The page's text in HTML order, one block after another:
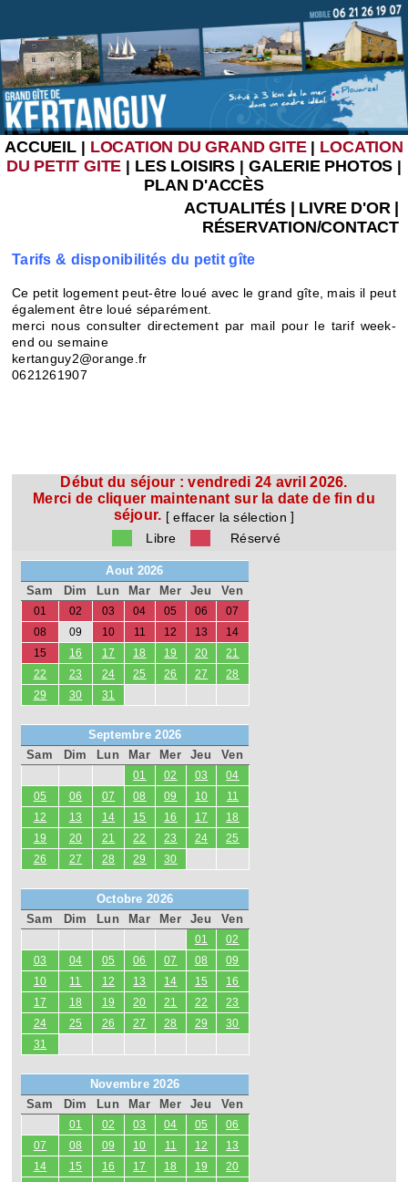
ACCUEIL| LOCATION DU GRAND GITE| LOCATION
DU PETIT GITE | LES LOISIRS | GALERIE PHOTOS |
PLAN D'ACCÈS
ACTUALITÉS| LIVRE D'OR|
RÉSERVATION/CONTACT
Tarifs & disponibilités du petit gîte
Ce petit logement peut-être loué avec le grand gîte, mais il peut
également être loué séparément.
merci nous consulter directement par mail pour le tarif week-
end ou semaine
kertanguy2@orange.fr
0621261907
Début du séjour :vendredi 24 avril 2026.
Merci de cliquer maintenant sur la date de fin du
séjour. [effacer la sélection ]
Libre
Réservé
Aout 2026
Sam
Dim Lun Mar Mer Jeu Ven
01 02 03 04 05 06
07
08
09 10 11 12 13
14
15
16 17 18 19 20
21
22
23 24 25 26 27
28
29
30 31
Septembre 2026
Sam
Dim Lun Mar Mer Jeu Ven
01 02 03
04
05
06 07 08 09 10
11
12
13 14 15 16 17
18
19
20 21 22 23 24
25
26
27 28 29 30
Octobre 2026
Sam
Dim Lun Mar Mer Jeu Ven
01
02
03
04 05 06 07 08
09
10
11 12 13 14 15
16
17
18 19 20 21 22
23
24
25 26 27 28 29
30
31
Novembre 2026
Sam
Dim Lun Mar Mer Jeu Ven
01 02 03 04 05
06
07
08 09 10 11 12
13
14
15 16 17 18 19
20